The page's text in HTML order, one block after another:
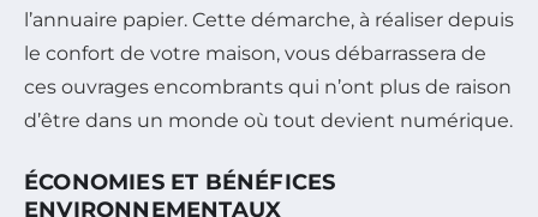
l’annuaire papier. Cette démarche, à réaliser depuis
le confort de votre maison, vous débarrassera de
ces ouvrages encombrants qui n’ont plus de raison
d’être dans un monde où tout devient numérique.
ÉCONOMIES ET BÉNÉFICES
ENVIRONNEMENTAUX